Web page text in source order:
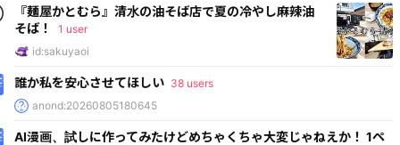
『麺屋かとむら』清水の油そば店で夏の冷やし麻辣油
そば！
1 user
id:sakuyaoi
誰か私を安心させてほしい 38 users
anond:20260805180645
AI漫画、試しに作ってみたけどめちゃくちゃ大変じゃねえか！ 1ペ